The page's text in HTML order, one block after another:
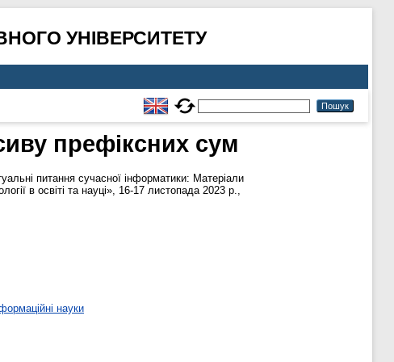
УНІВЕРСИТЕТУ
префіксних сум
питання сучасної інформатики: Матеріали
в освіті та науці», 16-17 листопада 2023 р.,
науки